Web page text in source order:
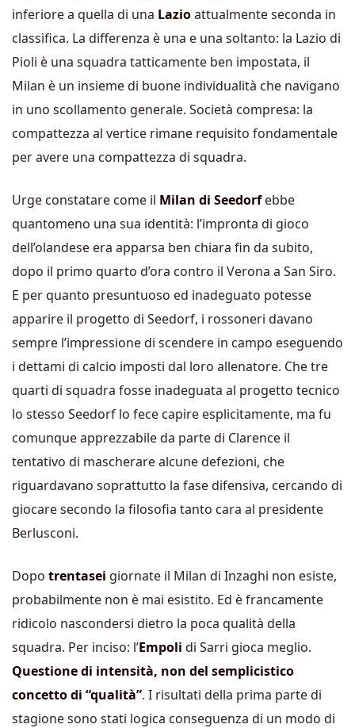
inferiore a quella di una Lazioattualmente seconda in
classifica. La differenza è una e una soltanto: la Lazio di
Pioli è una squadra tatticamente ben impostata, il
Milan è un insieme di buone individualità che navigano
in uno scollamento generale. Società compresa: la
compattezza al vertice rimane requisito fondamentale
per avere una compattezza di squadra.
Urge constatare come il Milan di Seedorfebbe
quantomeno una sua identità: l’impronta di gioco
dell’olandese era apparsa ben chiara fin da subito,
dopo il primo quarto d’ora contro il Verona a San Siro.
E per quanto presuntuoso ed inadeguato potesse
apparire il progetto di Seedorf, i rossoneri davano
sempre l’impressione di scendere in campo eseguendo
i dettami di calcio imposti dal loro allenatore. Che tre
quarti di squadra fosse inadeguata al progetto tecnico
lo stesso Seedorf lo fece capire esplicitamente, ma fu
comunque apprezzabile da parte di Clarence il
tentativo di mascherare alcune defezioni, che
riguardavano soprattutto la fase difensiva, cercando di
giocare secondo la filosofia tanto cara al presidente
Berlusconi.
Dopo trentasei giornate il Milan di Inzaghi non esiste,
probabilmente non è mai esistito. Ed è francamente
ridicolo nascondersi dietro la poca qualità della
squadra. Per inciso: l’Empoli di Sarri gioca meglio.
Questione di intensità, non del semplicistico
concetto di “qualità”. I risultati della prima parte di
stagione sono stati logica conseguenza di un modo di